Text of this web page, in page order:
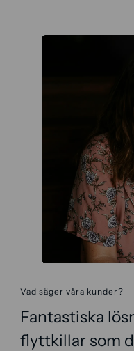
Vad säger våra kunder?
Fantastiska
flyttkillar som